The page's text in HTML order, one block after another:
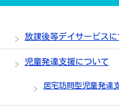
放課後等デイサービスに
児童発達支援について
居宅訪問型児童発達